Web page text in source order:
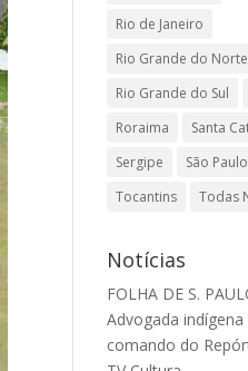
Rio de Janeiro
Rio Grande do Norte
Rio Grande do Sul
Roraima
Santa
Sergipe
São Paulo
Tocantins
Todas
Notícias
FOLHA DE S.
Advogada indígena
comando do